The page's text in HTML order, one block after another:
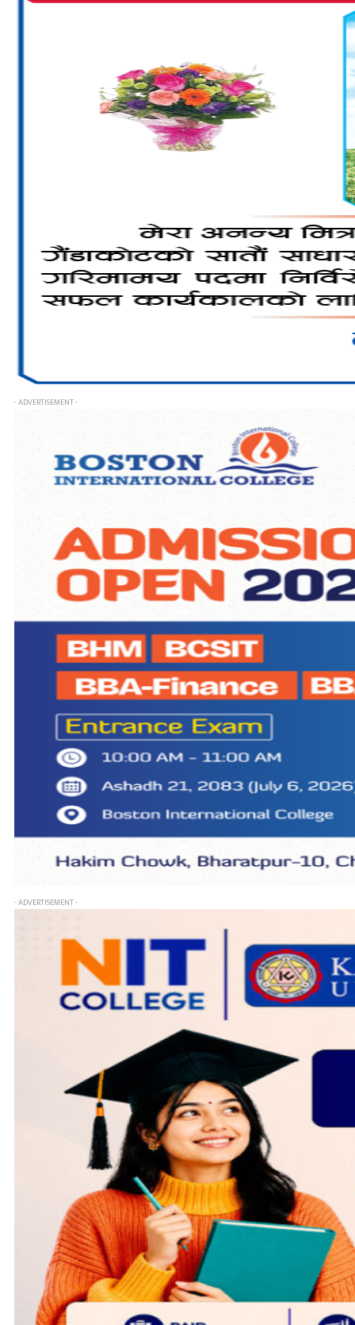
- ADVERTISEMENT -
- ADVERTISEMENT -